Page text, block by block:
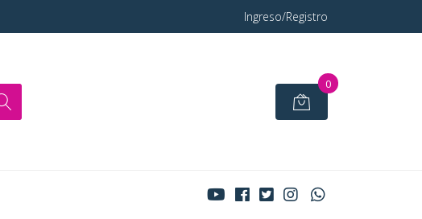
Ingreso/Registro
0